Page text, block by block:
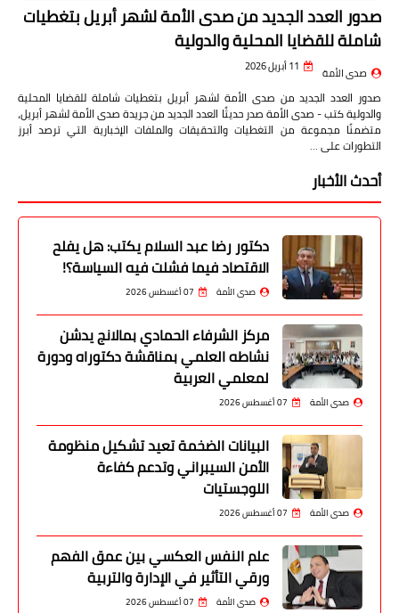
صدور العدد الجديد من صدى الأمة لشهر أبريل بتغطيات
شاملة للقضايا المحلية والدولية
صدى الأمة 11 أبريل 2026
صدور العدد الجديد من صدى الأمة لشهر أبريل بتغطيات شاملة للقضايا المحلية
والدولية كتب - صدى الأمة صدر حديثًا العدد الجديد من جريدة صدى الأمة لشهر أبريل،
متضمنًا مجموعة من التغطيات والتحقيقات والملفات الإخبارية التي ترصد أبرز
التطورات على …
أحدث الأخبار
دكتور رضا عبد السلام يكتب: هل يفلح
الاقتصاد فيما فشلت فيه السياسة؟!
صدى الأمة 07 أغسطس 2026
مركز الشرفاء الحمادي بمالانج يدشن
نشاطه العلمي بمناقشة دكتوراه ودورة
لمعلمي العربية
صدى الأمة 07 أغسطس 2026
البيانات الضخمة تعيد تشكيل منظومة
الأمن السيبراني وتدعم كفاءة
اللوجستيات
صدى الأمة 07 أغسطس 2026
علم النفس العكسي بين عمق الفهم
ورقي التأثير في الإدارة والتربية
صدى الأمة 07 أغسطس 2026